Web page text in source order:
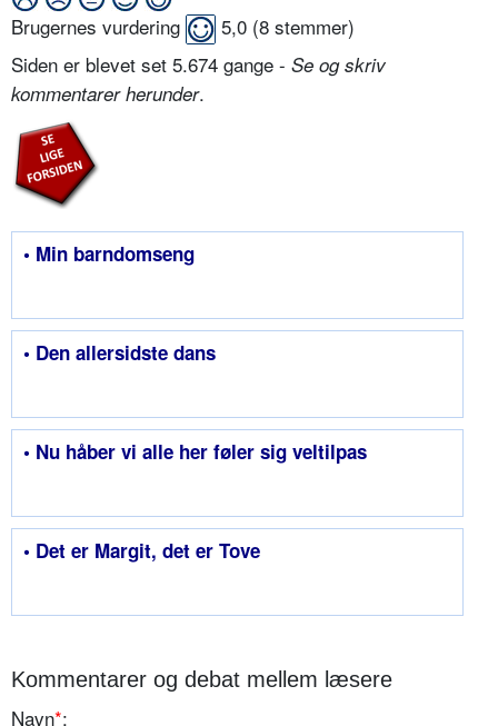
Brugernes vurdering 5,0 (8 stemmer)
Siden er blevet set 5.674 gange - Se og skriv
kommentarer herunder.
• Min barndomseng
• Den allersidste dans
• Nu håber vi alle her føler sig veltilpas
• Det er Margit, det er Tove
Kommentarer og debat mellem læsere
Navn*: